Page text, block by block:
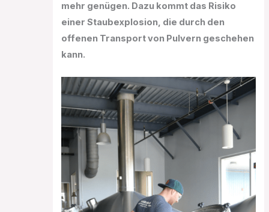
mehr genügen. Dazu kommt das Risiko
einer Staubexplosion, die durch den
offenen Transport von Pulvern geschehen
kann.